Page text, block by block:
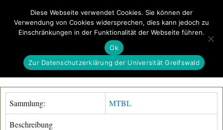
GeoGREIF MENÜ
Sammlung: MTBL
Beschreibung
Diese Webseite verwendet Cookies. Sie können der
Verwendung von Cookies widersprechen, dies kann jedoch zu
Einschränkungen in der Funktionalität der Webseite führen.
Ok
Zur Datenschutzerklärung der Universität Greifswald